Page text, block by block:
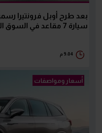
بعد طرح أوبل فرونتيرا
سيارة 7 مقاعد في السوق المصري
9:04 م
أسعار ومواصفات